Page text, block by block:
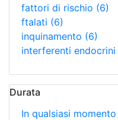
fattori di rischio (6)
ftalati (6)
inquinamento (6)
interferenti endocrini
Durata
In qualsiasi momento